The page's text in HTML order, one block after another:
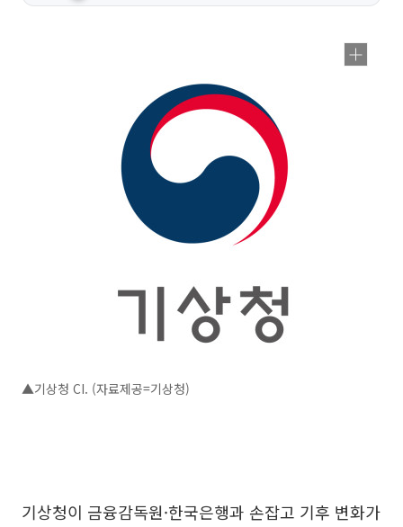
▲기상청 CI. (자료제공=기상청)
기상청이 금융감독원·한국은행과 손잡고 기후 변화가